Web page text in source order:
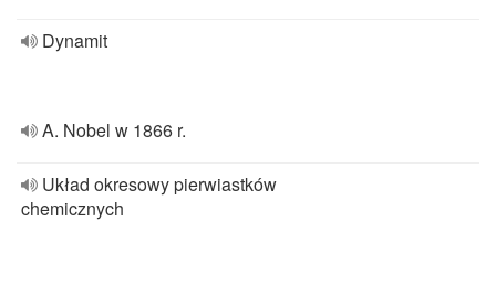
Dynamit
A. Nobel w 1866 r.
Układ okresowy pierwiastków
chemicznych